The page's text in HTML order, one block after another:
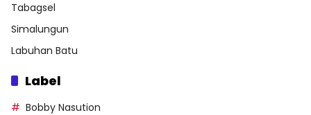
Tabagsel
Simalungun
Labuhan Batu
Label
Bobby Nasution